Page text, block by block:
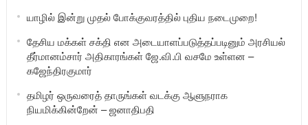
யாழில் இன்று முதல் போக்குவரத்தில் புதிய நடைமுறை!
தேசிய மக்கள் சக்தி என அடையாளப்படுத்தப்படினும் அரசியல்
தீர்மானம்சார் அதிகாரங்கள் ஜே.வி.பி வசமே உள்ளன –
கஜேந்திரகுமார்
தமிழர் ஒருவரைத் தாருங்கள் வடக்கு ஆளுநராக
நியமிக்கின்றேன் – ஜனாதிபதி